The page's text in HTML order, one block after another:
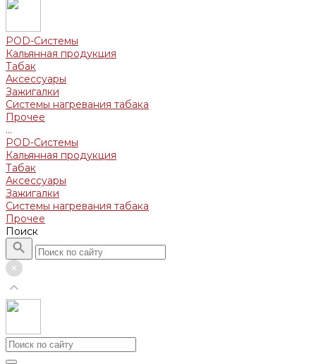
POD-Системы
Кальянная продукция
Табак
Аксессуары
Зажигалки
Системы нагревания табака
Прочее
...
POD-Системы
Кальянная продукция
Табак
Аксессуары
Зажигалки
Системы нагревания табака
Прочее
Поиск